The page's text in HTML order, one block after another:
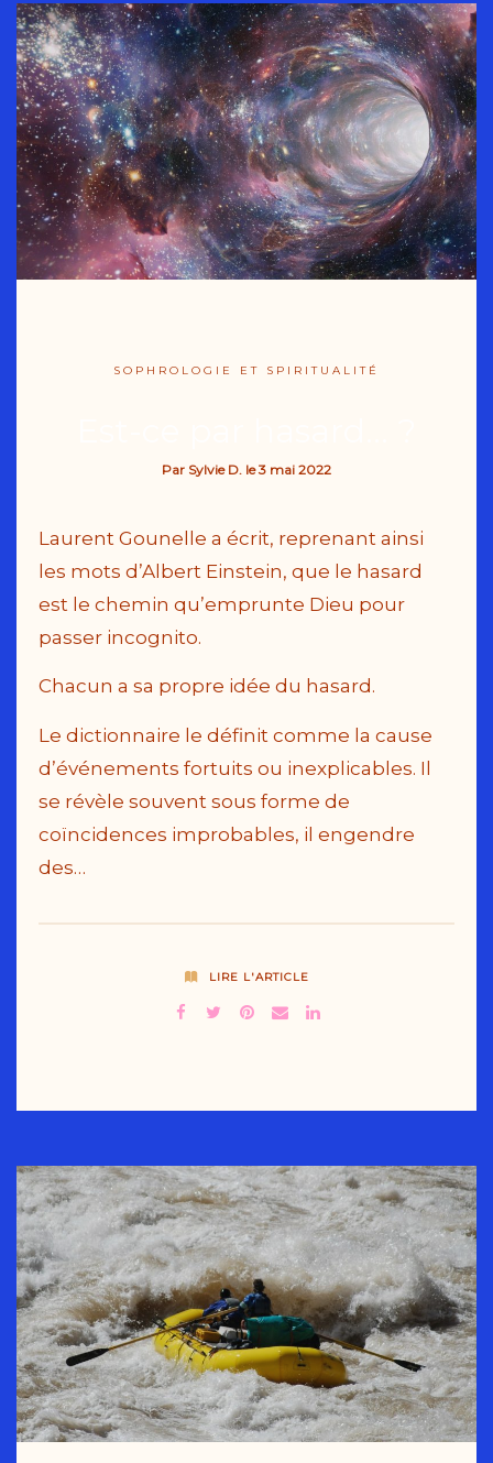
SOPHROLOGIE ET SPIRITUALITÉ
Par Sylvie D. le3 mai 2022
Laurent Gounelle a écrit, reprenant ainsi
les mots d’Albert Einstein, que le hasard
est le chemin qu’emprunte Dieu pour
passer incognito.
Chacun a sa propre idée du hasard.
Le dictionnaire le définit comme la cause
d’événements fortuits ou inexplicables. Il
se révèle souvent sous forme de
coïncidences improbables, il engendre
des…
LIRE L'ARTICLE